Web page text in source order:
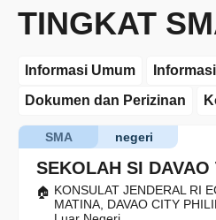
TINGKAT
Informasi Umum
Dokumen dan Perizinan
SEKOLAH SI
negeri
SMA
KONSULAT JENDERAL RI
MATINA, DAVAO CITY